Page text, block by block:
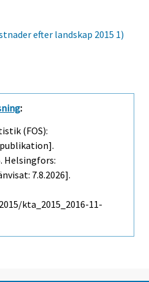
efter landskap 2015 1)
:
(FOS):
Helsingfors:
7.8.2026].
kta_2015_2016-11-